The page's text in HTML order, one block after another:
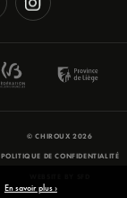
© CHIROUX 2026
POLITIQUE DE CONFIDENTIALITÉ
En savoir plus ›